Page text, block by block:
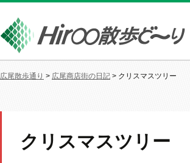
広尾散歩通り > 広尾商店街の日記 > クリスマスツリー
クリスマスツリー